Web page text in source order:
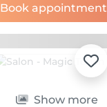
Book appointment
Show more